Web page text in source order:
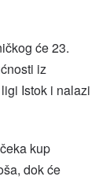
će 23.
iz
Istok i nalazi
kup
dok će